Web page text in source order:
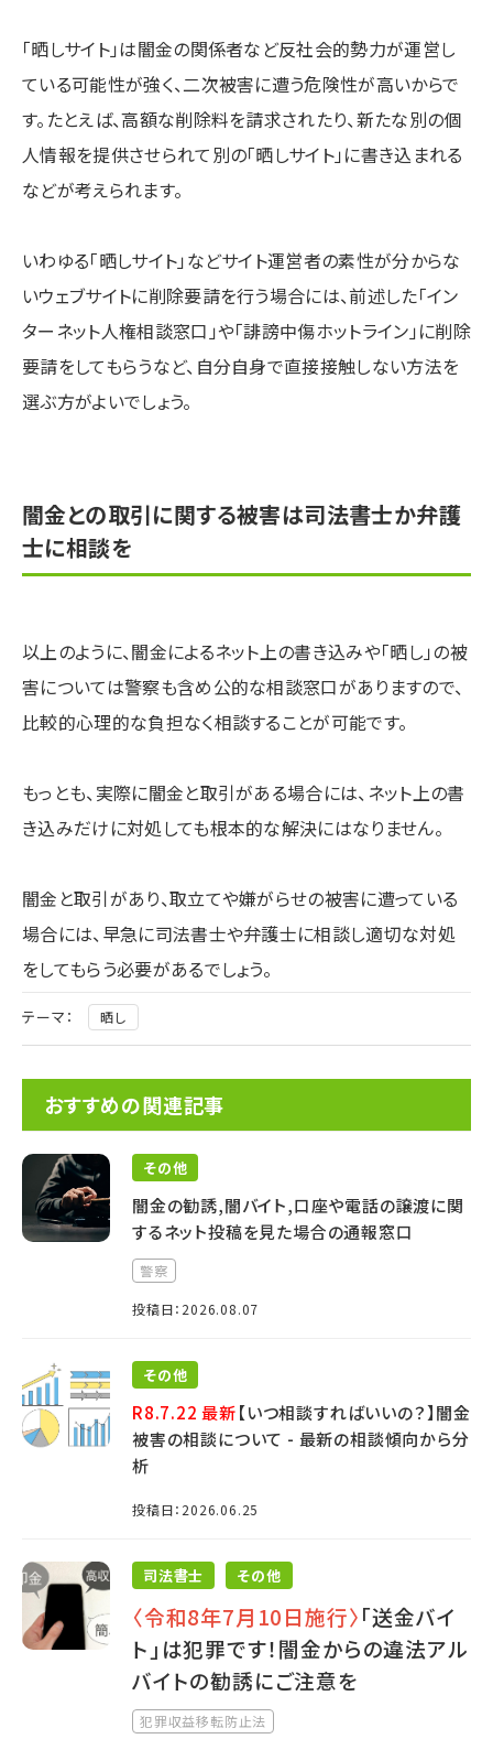
「晒しサイト」は闇金の関係者など反社会的勢力が運営し
ている可能性が強く、二次被害に遭う危険性が高いからで
す。たとえば、高額な削除料を請求されたり、新たな別の個
人情報を提供させられて別の「晒しサイト」に書き込まれる
などが考えられます。
いわゆる「晒しサイト」などサイト運営者の素性が分からな
いウェブサイトに削除要請を行う場合には、前述した「イン
ターネット人権相談窓口」や「誹謗中傷ホットライン」に削除
要請をしてもらうなど、自分自身で直接接触しない方法を
選ぶ方がよいでしょう。
闇金との取引に関する被害は司法書士か弁護
士に相談を
以上のように、闇金によるネット上の書き込みや「晒し」の被
害については警察も含め公的な相談窓口がありますので、
比較的心理的な負担なく相談することが可能です。
もっとも、実際に闇金と取引がある場合には、ネット上の書
き込みだけに対処しても根本的な解決にはなりません。
闇金と取引があり、取立てや嫌がらせの被害に遭っている
場合には、早急に司法書士や弁護士に相談し適切な対処
をしてもらう必要があるでしょう。
テーマ： 晒し
おすすめの関連記事
その他
闇金の勧誘,闇バイト,口座や電話の譲渡に関
するネット投稿を見た場合の通報窓口
警察
投稿日：2026.08.07
その他
R8.7.22 最新【いつ相談すればいいの？】闇金
被害の相談について - 最新の相談傾向から分
析
投稿日：2026.06.25
司法書士 その他
〈令和8年7月10日施行〉「送金バイ
ト」は犯罪です！闇金からの違法アル
バイトの勧誘にご注意を
犯罪収益移転防止法